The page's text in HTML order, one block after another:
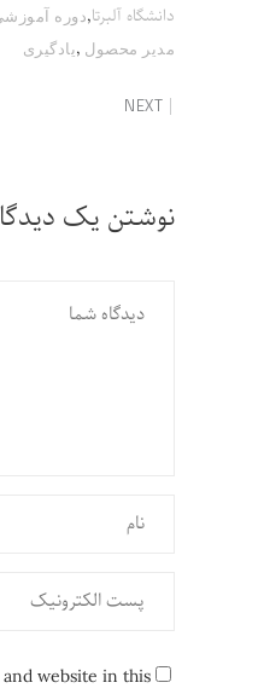
دانشگاه آلبرتا,دوره
مدیر محصول ,یادگیری
NEXT
نوشتن یک
website in this